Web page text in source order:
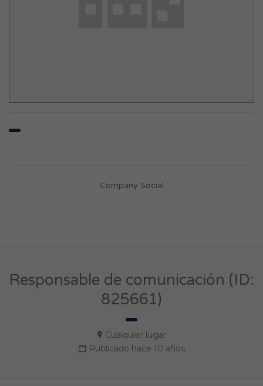
Company Social
Responsable de comunicación (ID:
825661)
Cualquier lugar
Publicado hace 10 años